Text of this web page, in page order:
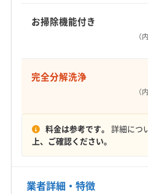
本巣郡北方町
揖斐郡池田町
定休日
電話番号
非公開
公式サイトを見る
お掃除機能付き
（
完全分解洗浄
（
料金は参考です。 詳細につ
上、ご確認ください。
業者詳細・特徴